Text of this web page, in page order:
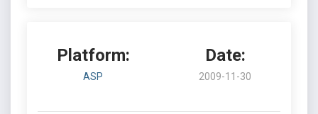
Platform:
ASP
Date:
2009-11-30